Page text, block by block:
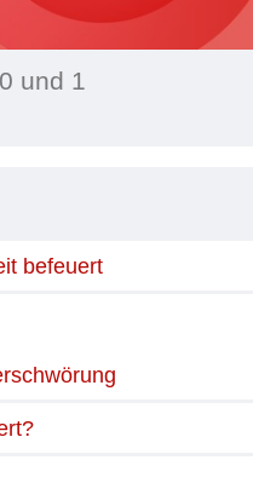
und 1
befeuert